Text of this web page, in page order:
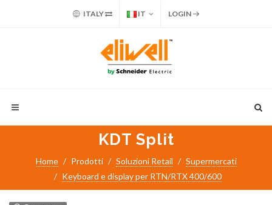
ITALY IT LOGIN
KDT Split
Home Prodotti Soluzioni Retail
Supermercati
Keyboard e display per RTN/RTX 400/600